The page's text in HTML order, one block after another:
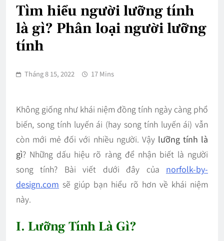
Tìm hiểu người lưỡng tính
là gì? Phân loại người lưỡng
tính
Tháng 8 15, 2022 17 Mins
Không giống như khái niệm đồng tính ngày càng phổ
biến, song tính luyến ái (hay song tính luyến ái) vẫn
còn mới mẻ đối với nhiều người. Vậy lưỡng tính là
gì? Những dấu hiệu rõ ràng để nhận biết là người
song tính? Bài viết dưới đây của norfolk-by-
design.com sẽ giúp bạn hiểu rõ hơn về khái niệm
này.
I. Lưỡng Tính Là Gì?